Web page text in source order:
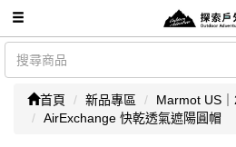
首頁 新品專區
Marmot US
AirExchange 快乾透氣遮陽圓帽